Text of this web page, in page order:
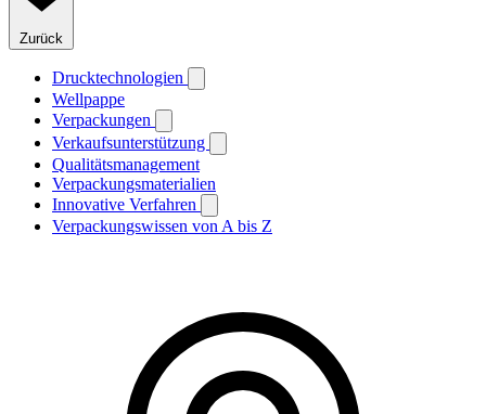
Zurück
Drucktechnologien
Wellpappe
Verpackungen
Verkaufsunterstützung
Qualitätsmanagement
Verpackungsmaterialien
Innovative Verfahren
Verpackungswissen von A bis Z